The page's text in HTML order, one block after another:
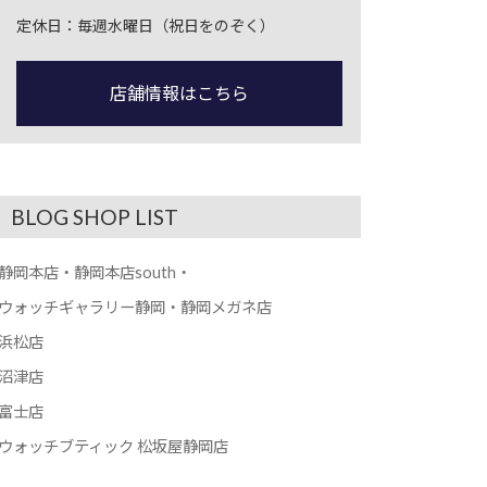
定休日：毎週水曜日（祝日をのぞく）
店舗情報はこちら
BLOG SHOP LIST
岡本店・静岡本店south・
ォッチギャラリー静岡・静岡メガネ店
松店
津店
士店
ォッチブティック 松坂屋静岡店